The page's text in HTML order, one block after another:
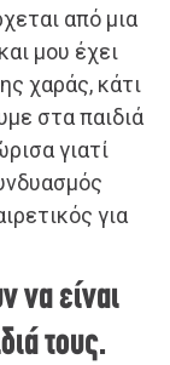
από μια
μου έχει
χαράς, κάτι
στα παιδιά
γιατί
για
να είναι
τους.